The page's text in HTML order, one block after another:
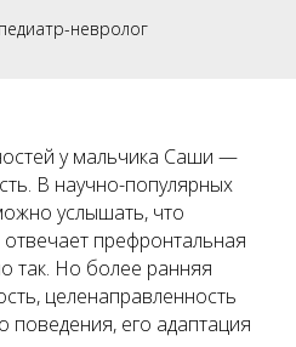
педиатр-невролог
у мальчика Саши —
В научно-популярных
услышать, что
префронтальная
так. Но более ранняя
целенаправленность
поведения, его адаптация